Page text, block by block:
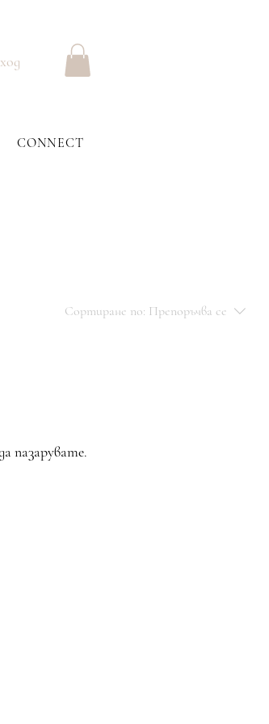
CONNECT
Сортиране по: Препоръчва се
пазарувате.